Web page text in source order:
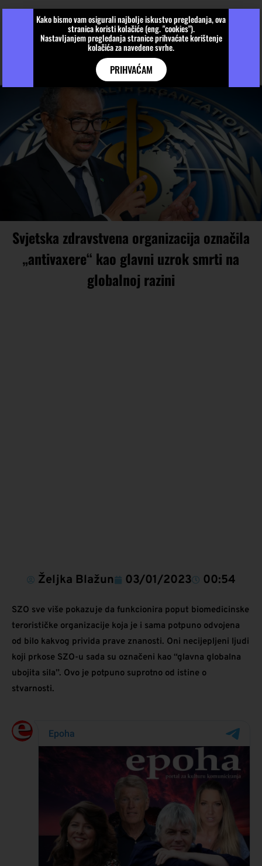
Svjetska zdravstvena organizacija označila
„antivaxere“ kao glavni uzrok smrti na
globalnoj razini
Željka Blažun 03/01/2023 00:54
SZO sve više pokazuje da funkcionira poput biomedicinske
terorističke organizacije koja je i sama potpuno odvojena
od bilo kakvog privida prave znanosti. Oni necijepljeni ljudi
koji prkose SZO-u sada su označeni kao “glavna globalna
ubojita sila”. Ovo je potpuno suprotno od istine o
stvarnosti.
Kako bismo vam osigurali najbolje iskustvo pregledanja, ova
stranica koristi kolačiće (eng. "cookies").
Nastavljanjem pregledanja stranice prihvaćate korištenje
kolačića za navedene svrhe.
PRIHVAĆAM